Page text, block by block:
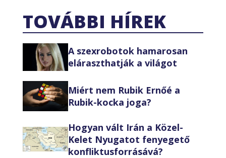
TOVÁBBI HÍREK
A szexrobotok hamarosan
eláraszthatják a világot
Miért nem Rubik Ernőé a
Rubik-kocka joga?
Hogyan vált Irán a Közel-
Kelet Nyugatot fenyegető
konfliktusforrásává?